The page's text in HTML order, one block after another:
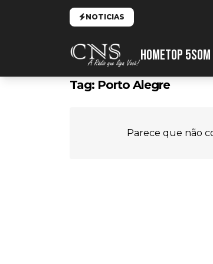
NOTICIAS
HOMETOP 5
Tag: Porto Alegre
Parece que não